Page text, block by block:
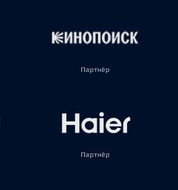
Партнёр
Партнёр